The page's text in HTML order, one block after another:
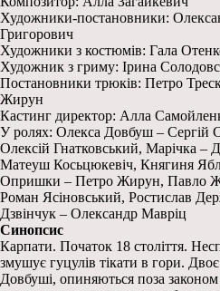
Художники-постановники:
Григорович
Художники з костюмів: Гала
Художник з гриму: Ірина
Постановники трюків: Петро
Жирун
Кастинг директор: Алла
У ролях: Олекса Довбуш – Сергій
Олексій Гнатковський, Марічка –
Матеуш Косьцюкевіч, Княгиня
Опришки – Петро Жирун, Павло
Роман Ясіновський, Ростислав
Дзвінчук – Олександр Мавріц
Синопсис
Карпати. Початок 18 століття.
змушує гуцулів тікати в гори.
Довбуші, опиняються поза